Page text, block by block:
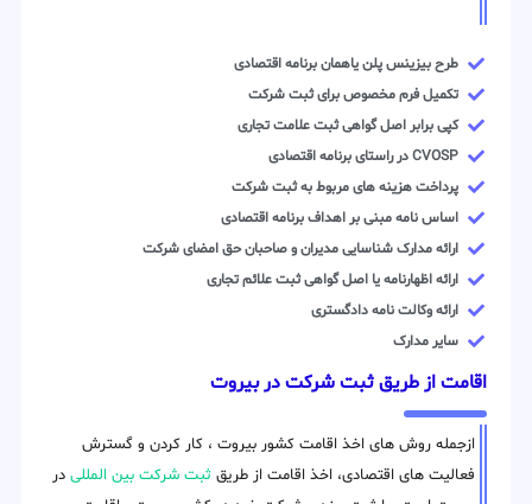
طرح بیزینس پلن یاهمان برنامه اقتصادی
تکمیل فرم مخصوص برای ثبت شرکت
کپی برابر اصل گواهی ثبت علامت تجاری
CVOSP در راستای برنامه اقتصادی
پرداخت هزینه های مربوط به ثبت شرکت
اساس نامه مبنی بر اهداف برنامه اقتصادی
ارائه مدارک شناسایی مدیران و صاحبان حق امضای شرکت
ارائه اظهارنامه یا اصل گواهی ثبت علائم تجاری
ارائه وکالت نامه دادگستری
سایر مدارک
اقامت از طریق ثبت شرکت در بیروت
ازجمله روش های اخذ اقامت کشور بیروت ، کار کردن و گسترش
فعالیت های اقتصادی، اخذ اقامت از طریق ثبت شرکت بین المللی در